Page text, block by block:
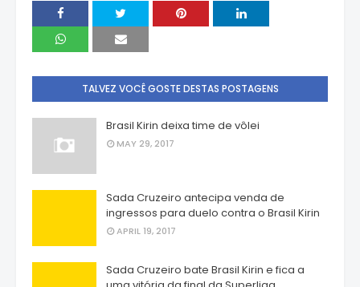
TALVEZ VOCÊ GOSTE DESTAS POSTAGENS
Brasil Kirin deixa time de vôlei
MAY 29, 2017
Sada Cruzeiro antecipa venda de
ingressos para duelo contra o Brasil Kirin
APRIL 19, 2017
Sada Cruzeiro bate Brasil Kirin e fica a